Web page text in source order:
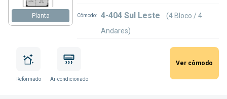
Planta Cômodo: 4-404 Sul Leste
(4 Bloco / 4
Andares)
Reformado Ar-condicionado
Ver cômodo